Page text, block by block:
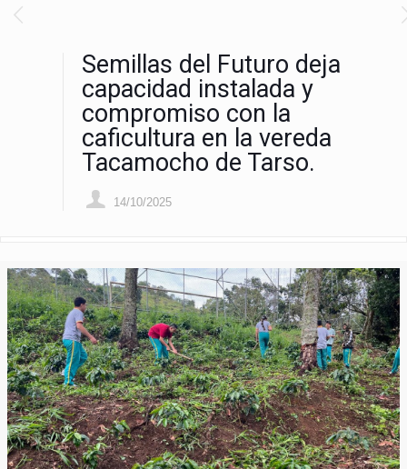
Semillas del Futuro deja
capacidad instalada y
compromiso con la
caficultura en la vereda
Tacamocho de Tarso.
14/10/2025